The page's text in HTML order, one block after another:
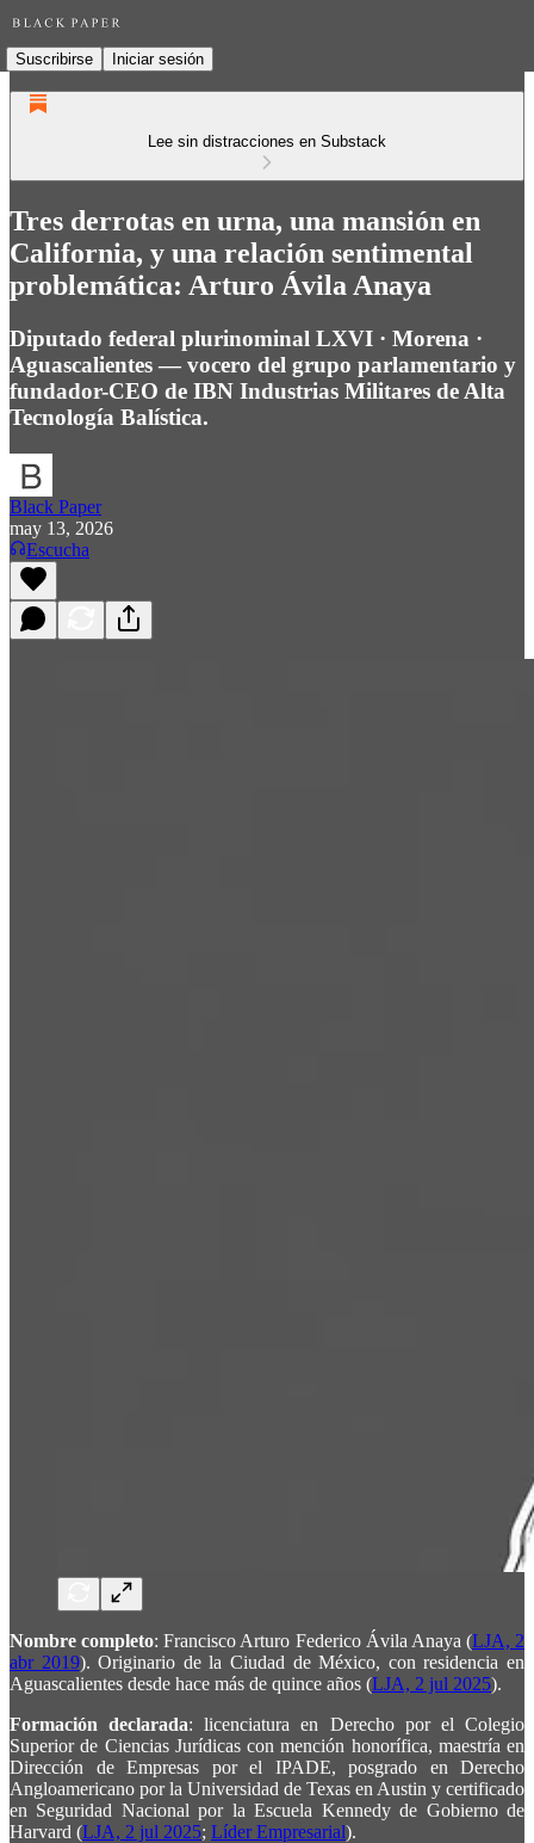
Suscribirse Iniciar sesión
Lee sin distracciones en Substack
Tres derrotas en urna, una mansión en
California, y una relación sentimental
problemática: Arturo Ávila Anaya
Diputado federal plurinominal LXVI · Morena ·
Aguascalientes — vocero del grupo parlamentario y
fundador-CEO de IBN Industrias Militares de Alta
Tecnología Balística.
Black Paper
may 13, 2026
Escucha
Nombre completo: Francisco Arturo Federico Ávila Anaya (LJA, 2
abr 2019). Originario de la Ciudad de México, con residencia en
Aguascalientes desde hace más de quince años (LJA, 2 jul 2025).
Formación declarada: licenciatura en Derecho por el Colegio
Superior de Ciencias Jurídicas con mención honorífica, maestría en
Dirección de Empresas por el IPADE, posgrado en Derecho
Angloamericano por la Universidad de Texas en Austin y certificado
en Seguridad Nacional por la Escuela Kennedy de Gobierno de
Harvard (LJA, 2 jul 2025; Líder Empresarial).